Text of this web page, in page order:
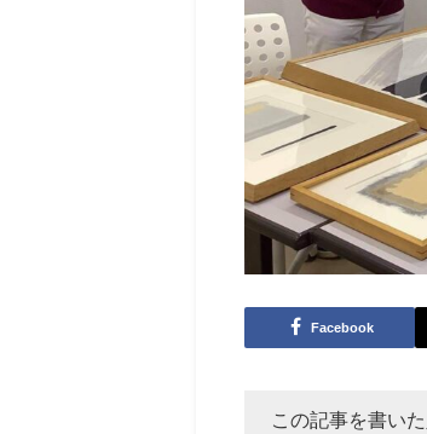
Facebook
この記事を書いた